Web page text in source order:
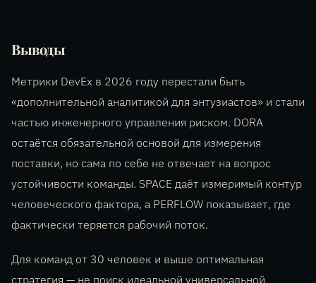
Выводы
Метрики DevEx в 2026 году перестали быть
«дополнительной аналитикой для энтузиастов» и стали
частью инженерного управления риском. DORA
остаётся обязательной основой для измерения
поставки, но сама по себе не отвечает на вопрос
устойчивости команды. SPACE даёт измеримый контур
человеческого фактора, а PERFLOW показывает, где
фактически теряется рабочий поток.
Для команд от 30 человек и выше оптимальная
стратегия — не поиск идеальной универсальной